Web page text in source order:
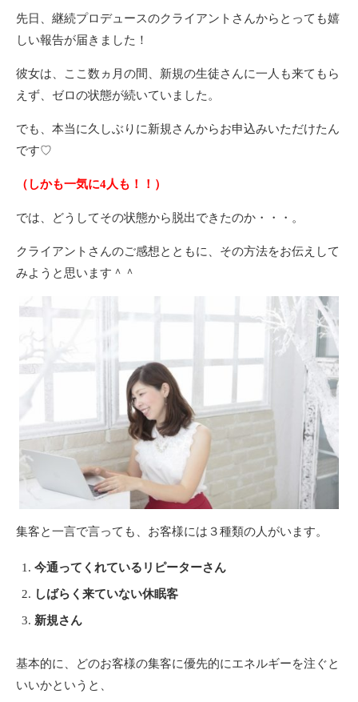
先日、継続プロデュースのクライアントさんからとっても嬉
しい報告が届きました！
彼女は、ここ数ヵ月の間、新規の生徒さんに一人も来てもら
えず、ゼロの状態が続いていました。
でも、本当に久しぶりに新規さんからお申込みいただけたん
です♡
（しかも一気に4人も！！）
では、どうしてその状態から脱出できたのか・・・。
クライアントさんのご感想とともに、その方法をお伝えして
みようと思います＾＾
集客と一言で言っても、お客様には３種類の人がいます。
今通ってくれているリピーターさん
しばらく来ていない休眠客
新規さん
基本的に、どのお客様の集客に優先的にエネルギーを注ぐと
いいかというと、